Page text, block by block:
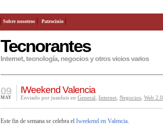
Tecnorantes
Internet, tecnología, negocios y otros vicios varios
Sobre nosotros Patrocinio
IWeekend Valencia
09
MAY Enviado por juanluis en General Internet Negocios Web 2.0
Este fin de semana se celebra el Iweekend en Valencia.